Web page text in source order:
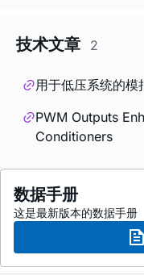
技术文章 2
用于低压系统的模
PWM Outputs
Conditioners
数据手册
这是最新版本的数据手册